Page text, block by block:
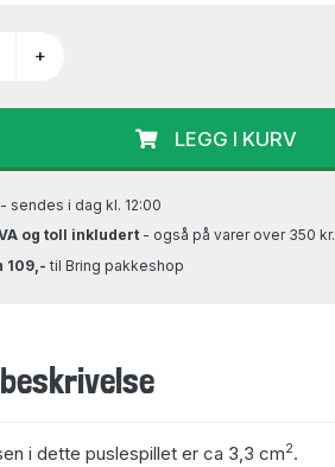
+
LEGG I KURV
- sendes i dag kl. 12:00
og toll inkludert - også på varer over 350 kr.
109,- til Bring pakkeshop
i dette puslespillet er ca 3,3 cm2.